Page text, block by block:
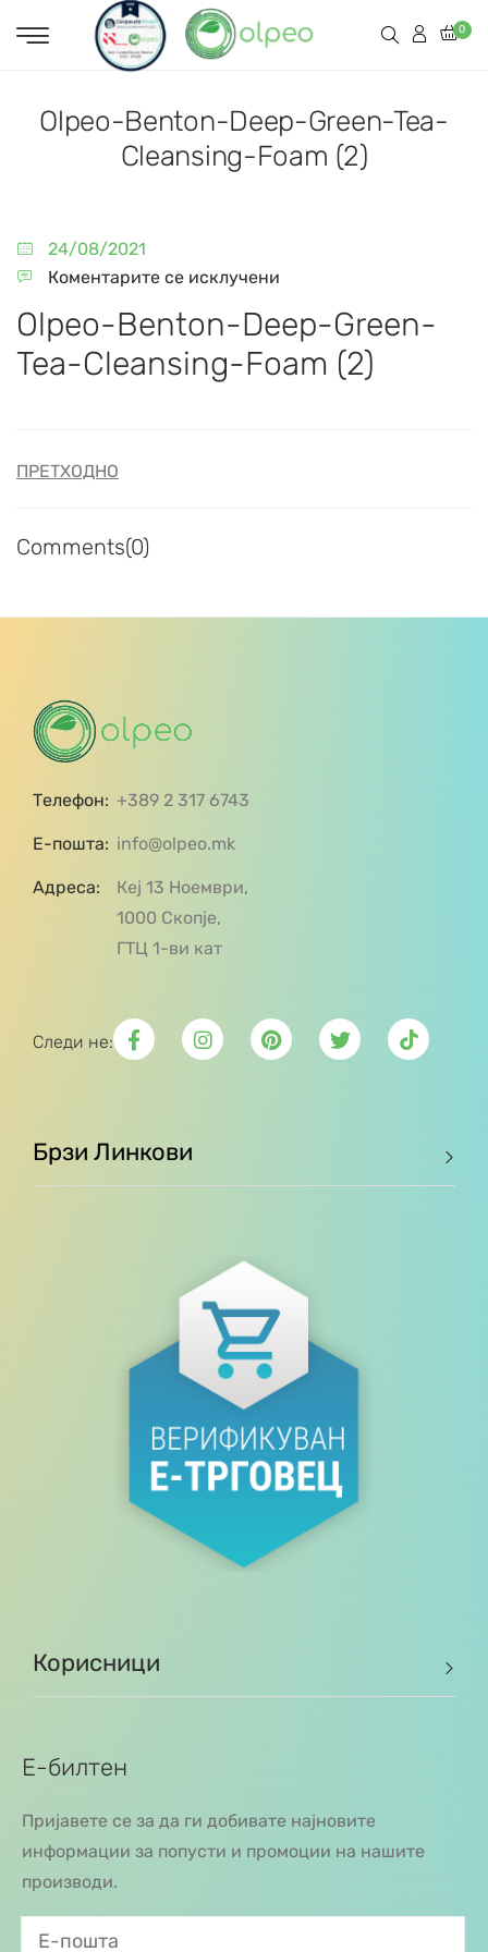
0
Olpeo-Benton-Deep-Green-Tea-
Cleansing-Foam (2)
24/08/2021
Коментарите се исклучени
Olpeo-Benton-Deep-Green-
Tea-Cleansing-Foam (2)
ПРЕТХОДНО
Comments(0)
Телефон: +389 2 317 6743
Е-пошта: info@olpeo.mk
Адреса:
Кеј 13 Ноември,
1000 Скопје,
ГТЦ 1-ви кат
Следи не:
Брзи Линкови
Корисници
Е-билтен
Пријавете се за да ги добивате најновите
информации за попусти и промоции на нашите
производи.